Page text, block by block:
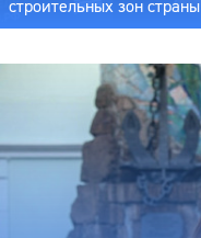
строительных зон страны